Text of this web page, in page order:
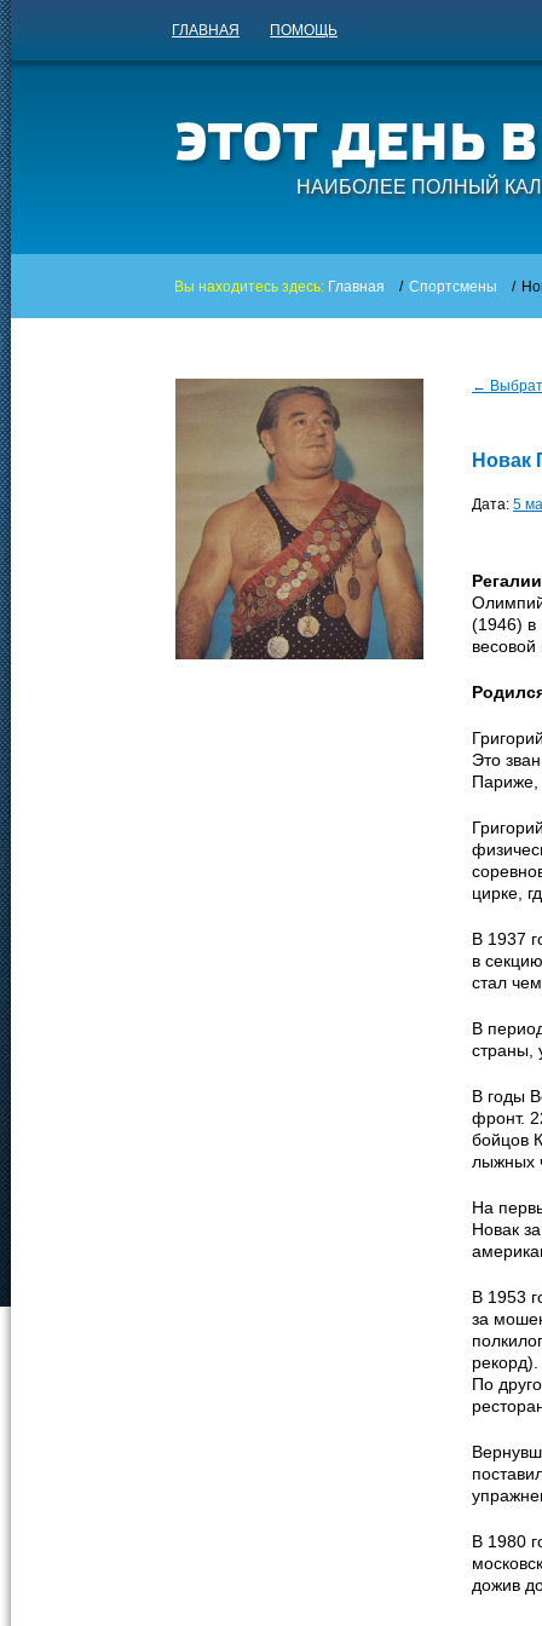
ГЛАВНАЯ ПОМОЩЬ
НАИБОЛЕЕ ПОЛНЫЙ
Вы находитесь здесь: Главная / Спортсмены /
←
Новак
Дата: 5
(1946) в
весовой
Это
Париже,
цирке,
В 1937
в
стал
В
страны,
В годы
фронт.
бойцов
лыжных
На
Новак
В 1953
за
По
В 1980
дожив